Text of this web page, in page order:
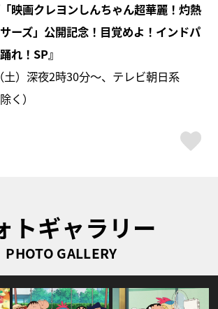
映画クレヨンしんちゃん超華麗！灼熱
ーズ」公開記念！目覚めよ！インドパ
れ！SP』
）深夜2時30分～、テレビ朝日系
く）
トギャラリー
PHOTO GALLERY